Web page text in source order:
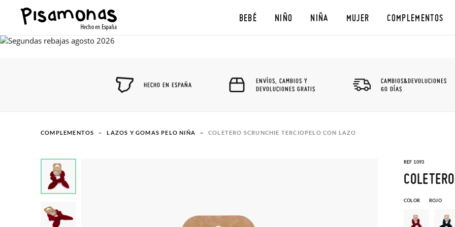
BEBÉ NIÑO NIÑA MUJER COMPLEMENTOS
HECHO EN ESPAÑA
ENVÍOS, CAMBIOS Y
DEVOLUCIONES GRATIS
CAMBIOS&DEVOLUCIONES
60 DÍAS
COMPLEMENTOS LAZOS Y GOMAS PELO NIÑA COLETERO SCRUNCHIE TERCIOPELO CON LAZO
REF 1093
COLOR ROJO